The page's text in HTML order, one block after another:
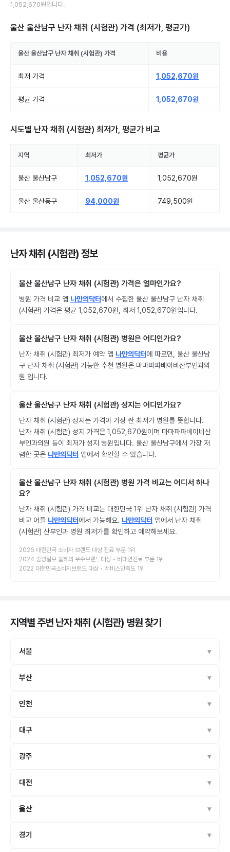
1,052,670원입니다.
울산 울산남구 난자 채취 (시험관) 가격 (최저가, 평균가)
울산 울산남구 난자 채취 (시험관) 가격 비용
최저 가격 1,052,670원
평균 가격 1,052,670원
시도별 난자 채취 (시험관) 최저가, 평균가 비교
지역 최저가 평균가
울산 울산남구 1,052,670원 1,052,670원
울산 울산동구 94,000원 749,500원
난자 채취 (시험관) 정보
울산 울산남구 난자 채취 (시험관) 가격은 얼마인가요?
병원 가격 비교 앱 나만의닥터에서 수집한 울산 울산남구 난자 채취
(시험관) 가격은 평균 1,052,670원, 최저 1,052,670원입니다.
울산 울산남구 난자 채취 (시험관) 병원은 어디인가요?
난자 채취 (시험관) 최저가 예약 앱 나만의닥터에 따르면, 울산 울산남
구 난자 채취 (시험관) 가능한 추천 병원은 마마파파베이비산부인과의
원 입니다.
울산 울산남구 난자 채취 (시험관) 성지는 어디인가요?
난자 채취 (시험관) 성지는 가격이 가장 싼 최저가 병원를 뜻합니다.
난자 채취 (시험관) 성지 가격은 1,052,670원이며 마마파파베이비산
부인과의원 등이 최저가 성지 병원입니다. 울산 울산남구에서 가장 저
렴한 곳은 나만의닥터 앱에서 확인할 수 있습니다.
울산 울산남구 난자 채취 (시험관) 병원 가격 비교는 어디서 하나
요?
난자 채취 (시험관) 가격 비교는 대한민국 1위 난자 채취 (시험관) 가격
비교 어플 나만의닥터에서 가능해요. 나만의닥터 앱에서 난자 채취
(시험관) 산부인과 병원 최저가를 확인하고 예약해보세요.
2026 대한민국 소비자 브랜드 대상 진료 부문 1위
2024 중앙일보 올해의 우수브랜드대상 • 비대면진료 부문 1위
2022 대한민국소비자브랜드 대상 • 서비스만족도 1위
지역별 주변 난자 채취 (시험관) 병원찾기
서울
부산
인천
대구
광주
대전
울산
경기